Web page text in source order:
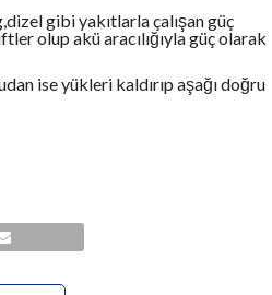
gibi yakıtlarla çalışan güç
olup akü aracılığıyla güç olarak
ise yükleri kaldırıp aşağı doğru